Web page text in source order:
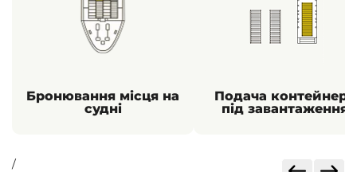
Бронювання місця на
судні
Подача контейнера
під завантаження
/